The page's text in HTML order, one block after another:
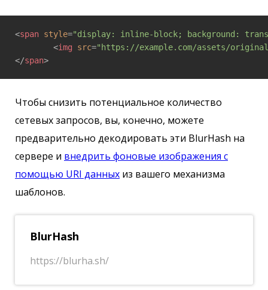
<span style="display: inline-block; background:
<img src="https://example.com/assets/
</span>
Чтобы снизить потенциальное количество
сетевых запросов, вы, конечно, можете
предварительно декодировать эти BlurHash на
сервере и внедрить фоновые изображения с
помощью URI данных из вашего механизма
шаблонов.
BlurHash
https://blurha.sh/